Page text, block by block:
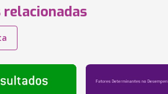
relacionadas